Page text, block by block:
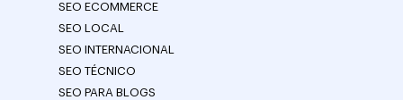
SEO ECOMMERCE
SEO LOCAL
SEO INTERNACIONAL
SEO TÉCNICO
SEO PARA BLOGS